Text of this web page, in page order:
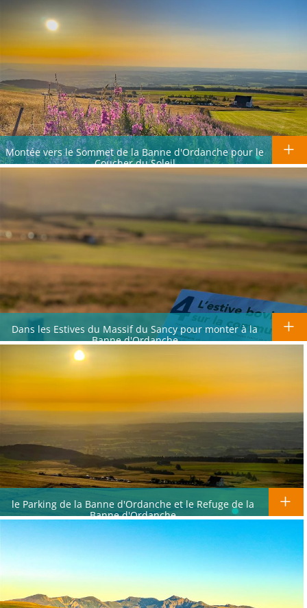
Montée vers le Sommet de la Banne d'Ordanche pour le
Coucher du Soleil
Dans les Estives du Massif du Sancy pour monter à la
Banne d'Ordanche
le Parking de la Banne d'Ordanche et le Refuge de la
Banne d'Ordanche